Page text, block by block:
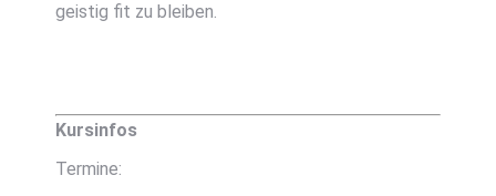
geistig fit zu bleiben.
Kursinfos
Termine: